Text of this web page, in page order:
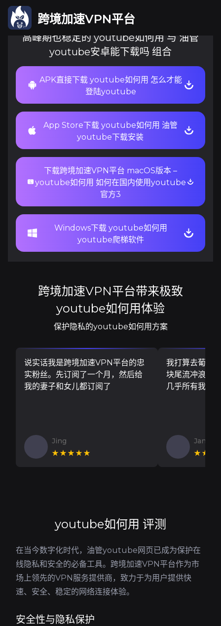
跨境加速VPN平台
高峰期也稳定的 youtube如何用 与 油管
youtube安卓能下载吗 组合
APK直接下载 youtube如何用 怎么才能
登陆youtube
App Store下载 youtube如何用 油管
youtube下载安装
下载跨境加速VPN平台 macOS版本 –
youtube如何用 如何在国内使用youtube
官方3
Windows下载 youtube如何用
youtube爬梯软件
跨境加速VPN平台带来极致
youtube如何用体验
保护隐私的youtube如何用方案
说实话我是跨境加速VPN平台的忠
实粉丝。先订阅了一个月，然后给
我的妻子和女儿都订阅了
Jing
★★★★★
我打算去葡萄
块尾流冲浪板
几乎所有我需
Jan V
youtube如何用 评测
在当今数字化时代，油管youtube网页已成为保护在
线隐私和安全的必备工具。跨境加速VPN平台作为市
场上领先的VPN服务提供商，致力于为用户提供快
速、安全、稳定的网络连接体验。
安全性与隐私保护